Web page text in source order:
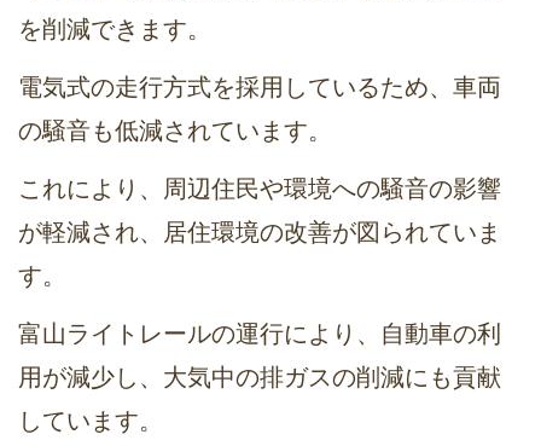
を削減できます。
電気式の走行方式を採用しているため、車両
の騒音も低減されています。
これにより、周辺住民や環境への騒音の影響
が軽減され、居住環境の改善が図られていま
す。
富山ライトレールの運行により、自動車の利
用が減少し、大気中の排ガスの削減にも貢献
しています。